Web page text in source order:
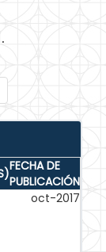
FECHA DE
PUBLICACIÓN
oct-2017